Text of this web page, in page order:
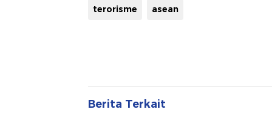
terorisme asean
Berita Terkait